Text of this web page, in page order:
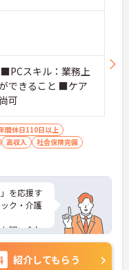
スキル：業務上
できること ■ケア
可
間休日110日以上
高収入
社会保険完備
を応援す
ク・介護
問い合わ
！
紹介してもらう